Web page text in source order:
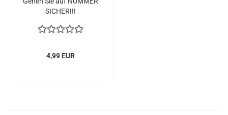
SICHER!!!
4,99 EUR